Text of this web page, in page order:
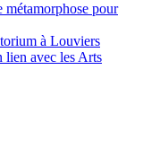
métamorphose pour
à Louviers
lien avec les Arts